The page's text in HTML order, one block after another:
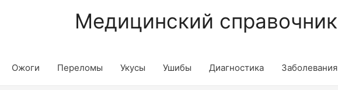
Медицинский справочник
Ожоги Переломы Укусы Ушибы Диагностика Заболевания